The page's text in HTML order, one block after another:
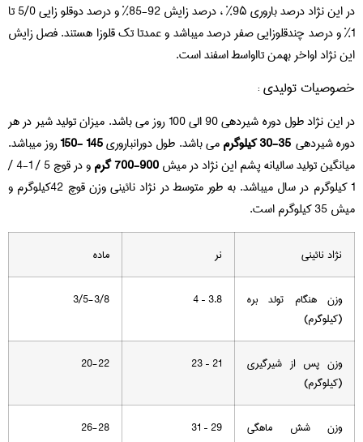
در این نژاد درصد باروری ٩۵% ، درصد زایش 92-85% و درصد دوقلو زایی 5/0 تا
1% و درصد چندقلوزایی صفر درصد میباشد و عمدتا تک قلوزا هستند. فصل زایش
این نژاد اواخر بهمن تااواسط اسفند است.
خصوصیات تولیدی :
در این نژاد طول دوره شیردهی 90 الی 100 روز می باشد. میزان تولید شیر در هر
دوره شیردهی 35-30 کیلوگرم می باشد. طول دورانباروری145 -150
روز میباشد.
میانگین تولید سالیانه پشم این نژاد در میش900-700 گرم
و در قوچ 5 / 1-4 /
1 کیلوگرم در سال میباشد. به طور متوسط در نژاد نائینی وزن قوچ 42کیلوگرم و
میش 35 کیلوگرم است.
نژاد نائینی نر ماده
وزن هنگام تولد بره
(کیلوگرم)
3.8 – 4
3/5-3/8
وزن پس از شیرگیری
(کیلوگرم)
21 – 23
20-22
وزن شش ماهگی
29 – 31
26-28